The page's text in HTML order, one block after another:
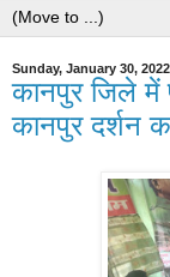
Sunday, January 30, 2022
कानपुर जिले में
कानपुर दर्शन